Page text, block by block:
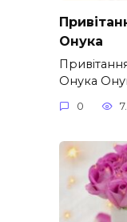
Онука
Онука
0